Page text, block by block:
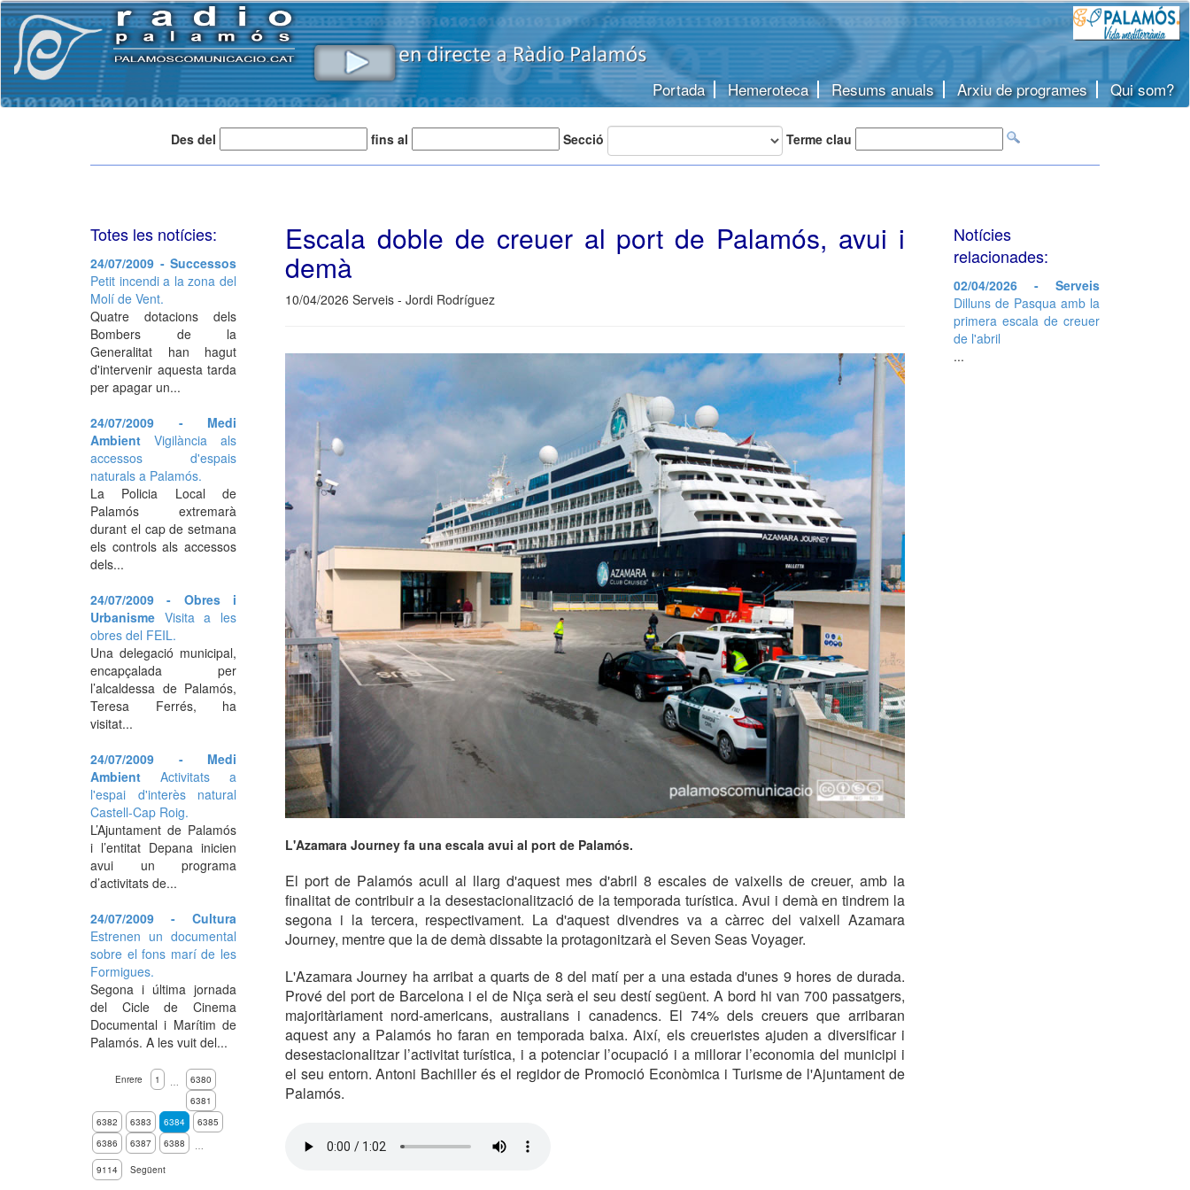
Portada Hemeroteca Resums anuals Arxiu de programes Qui som?
Des del fins al Secció Terme clau
Escala doble de creuer al port de Palamós, avui i
demà
10/04/2026 Serveis - Jordi Rodríguez
L'Azamara Journey fa una escala avui al port de Palamós.
El port de Palamós acull al llarg d'aquest mes d'abril 8 escales de vaixells de creuer, amb la
finalitat de contribuir a la desestacionalització de la temporada turística. Avui i demà en tindrem la
segona i la tercera, respectivament. La d'aquest divendres va a càrrec del vaixell Azamara
Journey, mentre que la de demà dissabte la protagonitzarà el Seven Seas Voyager.
L'Azamara Journey ha arribat a quarts de 8 del matí per a una estada d'unes 9 hores de durada.
Prové del port de Barcelona i el de Niça serà el seu destí següent. A bord hi van 700 passatgers,
majoritàriament nord-americans, australians i canadencs. El 74% dels creuers que arribaran
aquest any a Palamós ho faran en temporada baixa. Així, els creueristes ajuden a diversificar i
desestacionalitzar l’activitat turística, i a potenciar l’ocupació i a millorar l’economia del municipi i
el seu entorn. Antoni Bachiller és el regidor de Promoció Econòmica i Turisme de l'Ajuntament de
Palamós.
Totes les notícies:
24/07/2009 - Successos
Petit incendi a la zona del
Molí de Vent.
Quatre dotacions dels
Bombers de la
Generalitat han hagut
d'intervenir aquesta tarda
per apagar un...
24/07/2009 - Medi
Ambient Vigilància als
accessos d'espais
naturals a Palamós.
La Policia Local de
Palamós extremarà
durant el cap de setmana
els controls als accessos
dels...
24/07/2009 - Obres i
Urbanisme Visita a les
obres del FEIL.
Una delegació municipal,
encapçalada per
l’alcaldessa de Palamós,
Teresa Ferrés, ha
visitat...
24/07/2009 - Medi
Ambient Activitats a
l'espai d'interès natural
Castell-Cap Roig.
L’Ajuntament de Palamós
i l’entitat Depana inicien
avui un programa
d’activitats de...
24/07/2009 - Cultura
Estrenen un documental
sobre el fons marí de les
Formigues.
Segona i última jornada
del Cicle de Cinema
Documental i Marítim de
Palamós. A les vuit del...
Enrere 1 …
6380
6381
6382
6383 6384
6385
6386
6387 6388
…
9114
Següent
Notícies
relacionades:
02/04/2026 - Serveis
Dilluns de Pasqua amb la
primera escala de creuer
de l'abril
...